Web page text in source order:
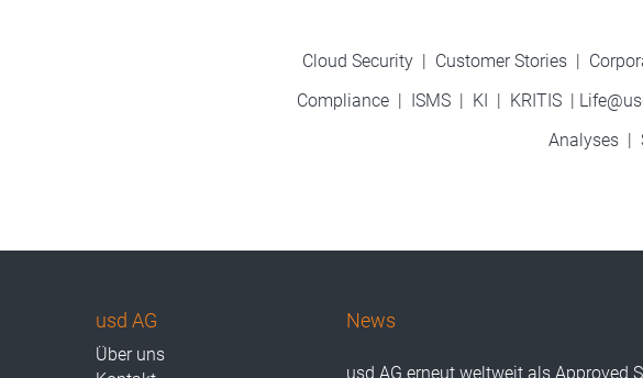
Cloud Security Customer Stories|
Compliance| ISMS| KI KRITIS|
Analyses
usd AG
Über uns
News
usd AG erneut weltweit als Approved